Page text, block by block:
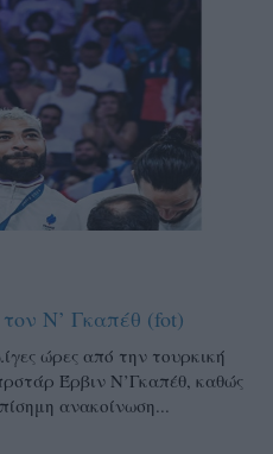
Ν’ Γκαπέθ (fot)
ώρες από την τουρκική
Έρβιν Ν’Γκαπέθ, καθώς
ανακοίνωση...